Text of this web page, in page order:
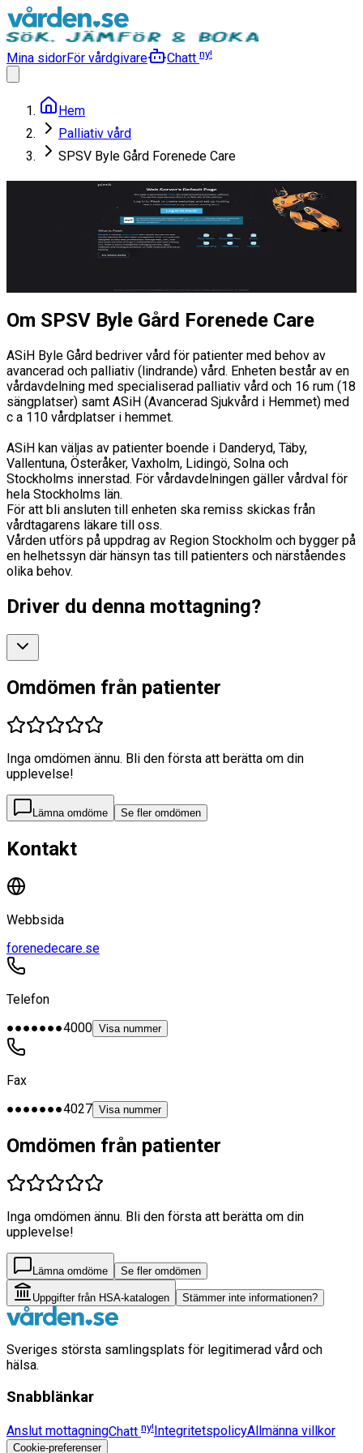
Mina sidorFör vårdgivare Chatt ny!
Hem
Palliativ vård
SPSV Byle Gård Forenede Care
SPSV Byle Gård Forenede
Om SPSV Byle Gård Forenede Care
ASiH Byle Gård bedriver vård för patienter med behov av
avancerad och palliativ (lindrande) vård. Enheten består av en
vårdavdelning med specialiserad palliativ vård och 16 rum (18
sängplatser) samt ASiH (Avancerad Sjukvård i Hemmet) med
c a 110 vårdplatser i hemmet.
ASiH kan väljas av patienter boende i Danderyd, Täby,
Vallentuna, Österåker, Vaxholm, Lidingö, Solna och
Stockholms innerstad. För vårdavdelningen gäller vårdval för
hela Stockholms län.
För att bli ansluten till enheten ska remiss skickas från
vårdtagarens läkare till oss.
Vården utförs på uppdrag av Region Stockholm och bygger på
en helhetssyn där hänsyn tas till patienters och närståendes
olika behov.
Driver du denna mottagning?
Omdömen från patienter
Inga omdömen ännu. Bli den första att berätta om din
upplevelse!
Lämna omdöme Se fler omdömen
Kontakt
Webbsida
forenedecare.se
Telefon
●●●●●●●4000 Visa nummer
Fax
●●●●●●●4027 Visa nummer
Omdömen från patienter
Inga omdömen ännu. Bli den första att berätta om din
upplevelse!
Lämna omdöme Se fler omdömen
Uppgifter från HSA-katalogen Stämmer inte informationen?
Sveriges största samlingsplats för legitimerad vård och
hälsa.
Snabblänkar
Anslut mottagningChatt ny! IntegritetspolicyAllmänna villkor
Cookie-preferenser